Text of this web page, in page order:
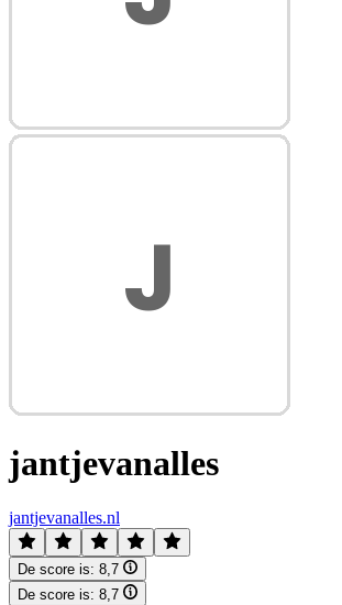
jantjevanalles
jantjevanalles.nl
De score is: 8,7
De score is: 8,7